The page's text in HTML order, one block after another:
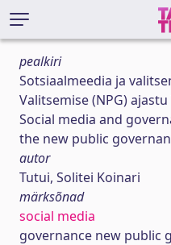
pealkiri
Sotsiaalmeedia ja
Valitsemise (NPG) ajastu
Social media and
the new public
autor
Tutui, Solitei Koinari
märksõnad
social media
governance new public